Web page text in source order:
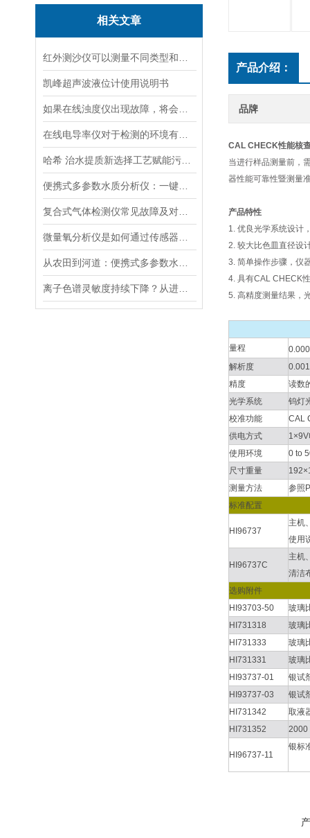
相关文章
凯峰超声波液位计使用说明书
产品介绍：
品牌
CAL CHECK性能核
当进行样品测量前，
器性能可靠性暨测量
产品特性
1. 优良光学系统设计
2. 较大比色皿直径设
3. 简单操作步骤，仪
4. 具有CAL CHECK
5. 高精度测量结果，
量程
解析度
精度
读数
光学系统
钨灯
校准功能
CAL
供电方式
使用环境
0 to
尺寸重量
测量方法
参照
标准配置
HI96737
主机
使用
HI96737C
主机
清洁
选购附件
HI93703-50
玻璃
HI731318
玻璃
HI731333
玻璃
HI731331
玻璃
HI93737-01
银试
HI93737-03
银试
HI731342
取液
HI731352
2000
HI96737-11
银标